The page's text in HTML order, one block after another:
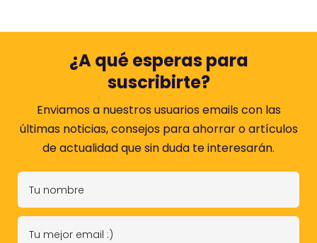
¿A qué esperas para
suscribirte?
Enviamos a nuestros usuarios emails con las
últimas noticias, consejos para ahorrar o artículos
de actualidad que sin duda te interesarán.
T
n
T